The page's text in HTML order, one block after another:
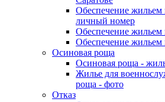
Обеспечение
личный номер
Обеспечение
Обеспечение жильем
Осиновая роща
Осиновая роща -
Жилье для
роща - фото
Отказ